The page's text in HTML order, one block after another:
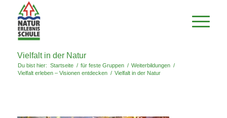
Vielfalt in der Natur
Du bist hier: Startseite / für feste Gruppen / Weiterbildungen /
Vielfalt erleben – Visionen entdecken / Vielfalt in der Natur